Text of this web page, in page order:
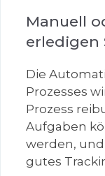
Manuell
erledigen
Die
Prozesses
Prozess
Aufgaben
werden,
gutes